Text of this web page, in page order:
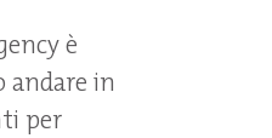
è
in
per